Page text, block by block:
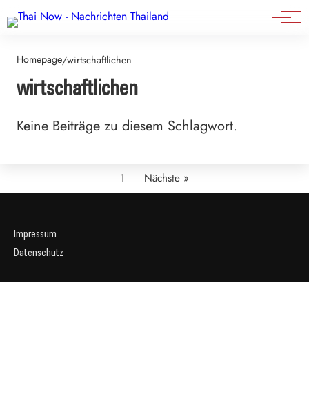
Events
Homepage/wirtschaftlichen
wirtschaftlichen
Keine Beiträge zu diesem Schlagwort.
1 Nächste »
Impressum
Datenschutz